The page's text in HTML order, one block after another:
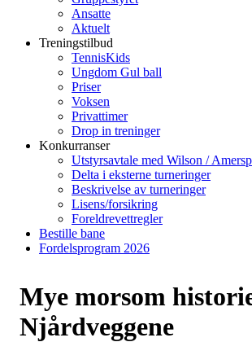
Ansatte
Aktuelt
Treningstilbud
TennisKids
Ungdom Gul ball
Priser
Voksen
Privattimer
Drop in treninger
Konkurranser
Utstyrsavtale med Wilson /
Delta i eksterne turneringer
Beskrivelse av turneringer
Lisens/forsikring
Foreldrevettregler
Bestille bane
Fordelsprogram 2026
Mye morsom
Njårdveggene